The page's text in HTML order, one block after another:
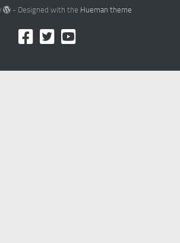
- Designed with the Hueman theme